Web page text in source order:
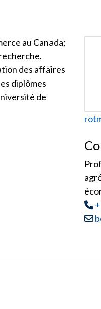
au Canada;
des affaires
diplômes
de
Tél: